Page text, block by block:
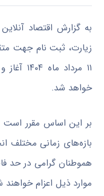
به گزارش اقتصاد
زیارت، ثبت نام جهت
۱۱
خواهد شد.
بر این اساس مقرر است
بازه‌های زمانی مختلف
موارد ذیل اعزام خواهند